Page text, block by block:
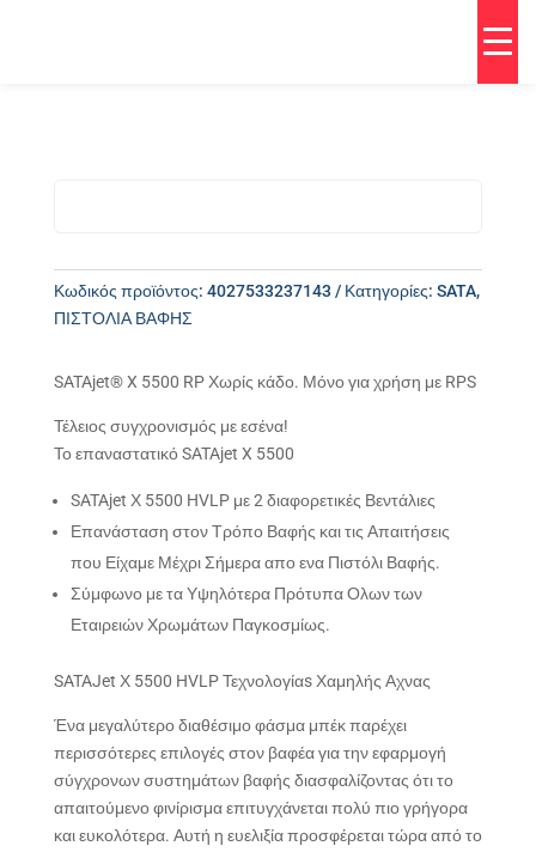
Κωδικός προϊόντος: 4027533237143 Κατηγορίες: SATA,
ΠΙΣΤΟΛΙΑ ΒΑΦΗΣ
SATAjet® X 5500 RP Χωρίς κάδο. Μόνο για χρήση με RPS
Τέλειος συγχρονισμός με εσένα!
Το επαναστατικό SATAjet X 5500
SATAjet Χ 5500 HVLP με 2 διαφορετικές Βεντάλιες
Επανάσταση στον Τρόπο Βαφής και τις Απαιτήσεις
που Είχαμε Μέχρι Σήμερα απο ενα Πιστόλι Βαφής.
Σύμφωνο με τα Υψηλότερα Πρότυπα Ολων των
Εταιρειών Χρωμάτων Παγκοσμίως.
SATAJet Χ 5500 HVLP Τεχνολογίαs Χαμηλής Αχνας
Ένα μεγαλύτερο διαθέσιμο φάσμα μπέκ παρέχει
περισσότερες επιλογές στον βαφέα για την εφαρμογή
σύγχρονων συστημάτων βαφής διασφαλίζοντας ότι το
απαιτούμενο φινίρισμα επιτυγχάνεται πολύ πιο γρήγορα
και ευκολότερα. Αυτή η ευελιξία προσφέρεται τώρα από το